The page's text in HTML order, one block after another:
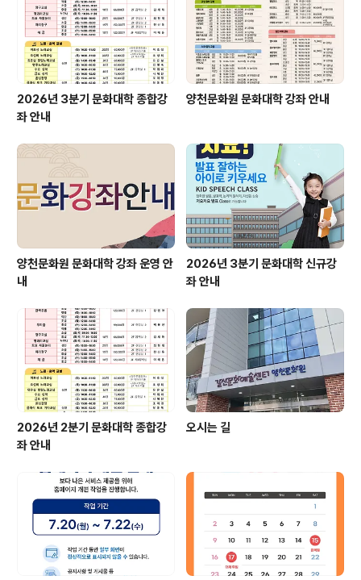
2026년 3분기 문화대학 종합강
좌 안내
양천문화원 문화대학 강좌 안내
양천문화원 문화대학 강좌 운영 안
내
2026년 3분기 문화대학 신규강
좌 안내
2026년 2분기 문화대학 종합강
좌 안내
오시는 길